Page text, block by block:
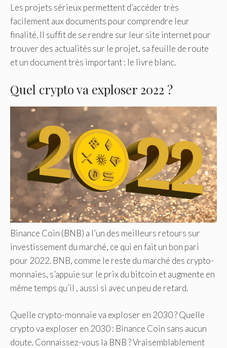
Les projets sérieux permettent d’accéder très
facilement aux documents pour comprendre leur
finalité. Il suffit de se rendre sur leur site internet pour
trouver des actualités sur le projet, sa feuille de route
et un document très important : le livre blanc.
Quel crypto va exploser 2022 ?
Binance Coin (BNB) a l’un des meilleurs retours sur
investissement du marché, ce qui en fait un bon pari
pour 2022. BNB, comme le reste du marché des crypto-
monnaies, s’appuie sur le prix du bitcoin et augmente en
même temps qu’il , aussi si avec un peu de retard.
Quelle crypto-monnaie va exploser en 2030 ? Quelle
crypto va exploser en 2030 : Binance Coin sans aucun
doute. Connaissez-vous la BNB ? Vraisemblablement